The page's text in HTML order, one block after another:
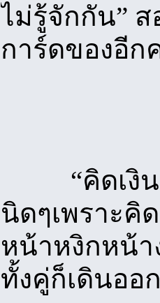
ไม่รู้จักกัน”
การ์ดของอีก
“คิดเงินเ
นิดๆเพราะคิ
หน้าหงิกหน้า
ทั้งคู่ก็เดินออ